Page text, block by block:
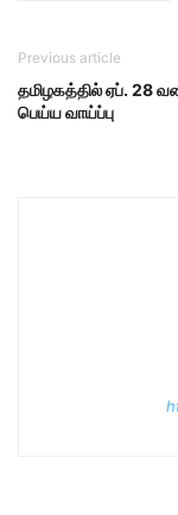
Previous article
தமிழகத்தில் ஏப். 28
பெய்ய வாய்ப்பு